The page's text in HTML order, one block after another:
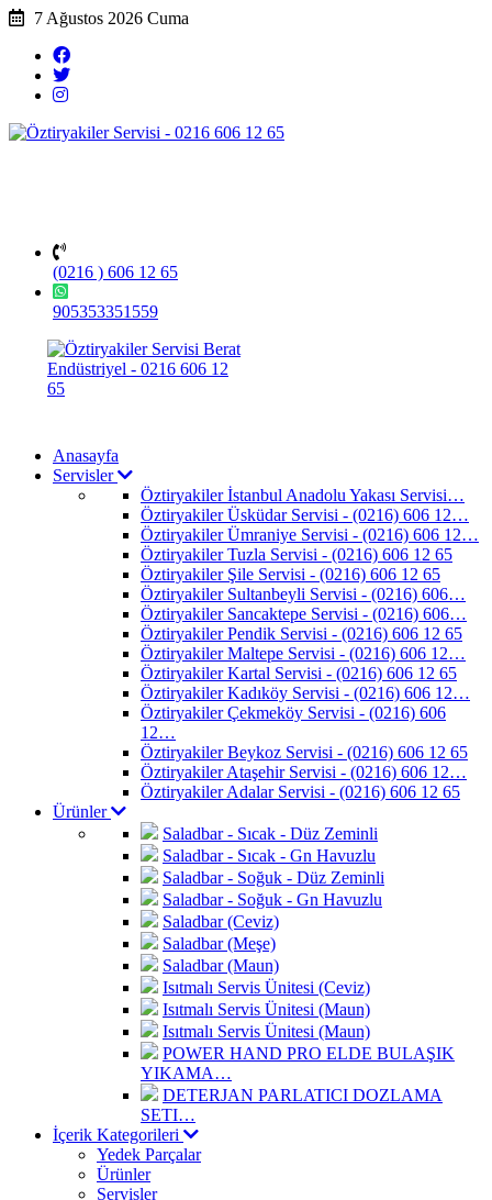
7 Ağustos 2026 Cuma
(0216 ) 606 12 65
905353351559
Anasayfa
Servisler
Öztiryakiler İstanbul Anadolu Yakası Servisi…
Öztiryakiler Üsküdar Servisi - (0216) 606 12…
Öztiryakiler Ümraniye Servisi - (0216) 606 12…
Öztiryakiler Tuzla Servisi - (0216) 606 12 65
Öztiryakiler Şile Servisi - (0216) 606 12 65
Öztiryakiler Sultanbeyli Servisi - (0216) 606…
Öztiryakiler Sancaktepe Servisi - (0216) 606…
Öztiryakiler Pendik Servisi - (0216) 606 12 65
Öztiryakiler Maltepe Servisi - (0216) 606 12…
Öztiryakiler Kartal Servisi - (0216) 606 12 65
Öztiryakiler Kadıköy Servisi - (0216) 606 12…
Öztiryakiler Çekmeköy Servisi - (0216) 606
12…
Öztiryakiler Beykoz Servisi - (0216) 606 12 65
Öztiryakiler Ataşehir Servisi - (0216) 606 12…
Öztiryakiler Adalar Servisi - (0216) 606 12 65
Ürünler
Saladbar - Sıcak - Düz Zeminli
Saladbar - Sıcak - Gn Havuzlu
Saladbar - Soğuk - Düz Zeminli
Saladbar - Soğuk - Gn Havuzlu
Saladbar (Ceviz)
Saladbar (Meşe)
Saladbar (Maun)
Isıtmalı Servis Ünitesi (Ceviz)
Isıtmalı Servis Ünitesi (Maun)
Isıtmalı Servis Ünitesi (Maun)
POWER HAND PRO ELDE BULAŞIK
YIKAMA…
DETERJAN PARLATICI DOZLAMA
SETI…
İçerik Kategorileri
Yedek Parçalar
Ürünler
Servisler